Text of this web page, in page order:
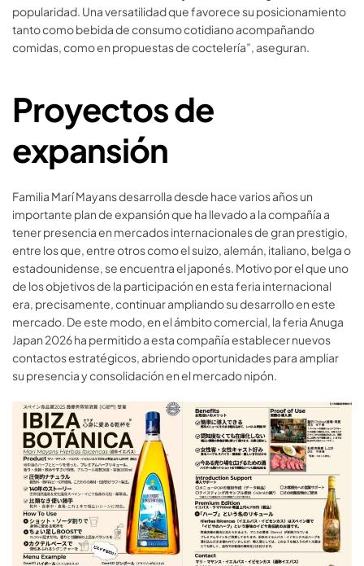
popularidad. Una versatilidad que favorece su posicionamiento
tanto como bebida de consumo cotidiano acompañando
comidas, como en propuestas de coctelería”, aseguran.
Proyectos de
expansión
Familia Marí Mayans desarrolla desde hace varios años un
importante plan de expansión que ha llevado a la compañía a
tener presencia en mercados internacionales de gran prestigio,
entre los que, entre otros como el suizo, alemán, italiano, belga o
estadounidense, se encuentra el japonés. Motivo por el que uno
de los objetivos de la participación en esta feria internacional
era, precisamente, continuar ampliando su desarrollo en este
mercado. De este modo, en el ámbito comercial, la feria Anuga
Japan 2026 ha permitido a esta compañía establecer nuevos
contactos estratégicos, abriendo oportunidades para ampliar
su presencia y consolidación en el mercado nipón.